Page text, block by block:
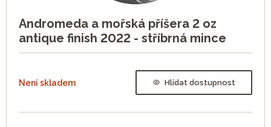
Andromeda a mořská příšera 2 oz
antique finish 2022 - stříbrná mince
Není skladem Hlídat dostupnost